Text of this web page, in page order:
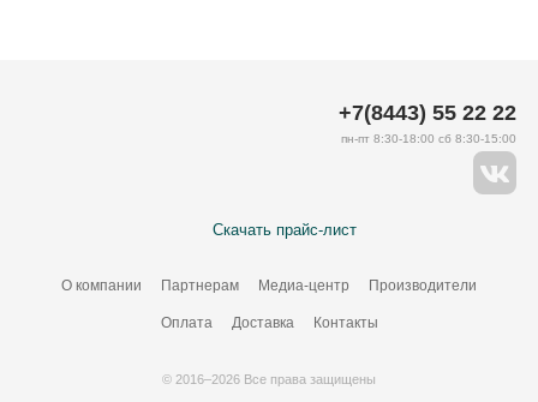
Скачать прайс-лист
О компании Партнерам Медиа-центр Производители
Оплата Доставка Контакты
+7(8443) 55 22 22
пн-пт 8:30-18:00 сб 8:30-15:00
© 2016–2026 Все права защищены